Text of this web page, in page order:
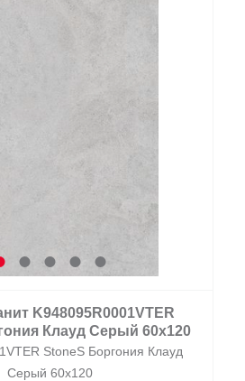
K948095R0001VTER
Клауд Серый 60x120
StoneS Боргония Клауд
Серый 60x120